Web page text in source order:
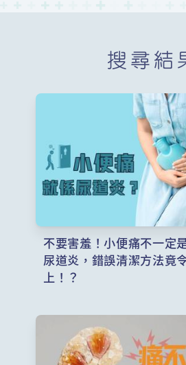
搜尋結
不要害羞！小便痛不一定
尿道炎，錯誤清潔方法竟
上！？